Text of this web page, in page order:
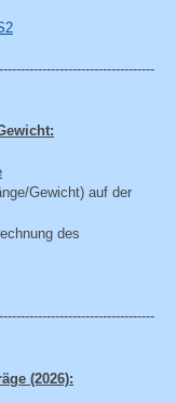
Gewicht) auf der
des
(2026):